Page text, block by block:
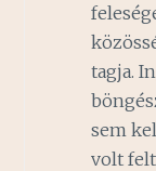
tagja.
sem
volt